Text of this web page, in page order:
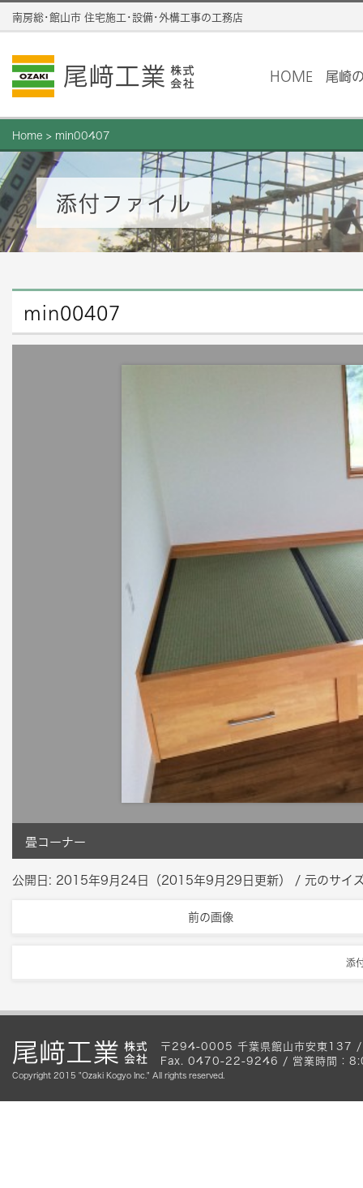
南房総･館山市 住宅施工･設備･外構工事の工務店
HOME 尾崎
Home > min00407
添付ファイル
min00407
畳コーナー
公開日: 2015年9月24日 （ 2015年9月29日 更新） / 元のサイ
前の画像
添
〒294-0005 千葉県館山市安東
Fax. 0470-22-9246 / 営業時間：
Copyright 2015 "Ozaki Kogyo Inc." All rights reserved.